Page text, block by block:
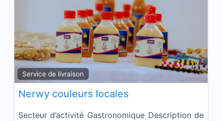
Service de livraison
Nerwy couleurs locales
Secteur d’activité Gastronomique Description de